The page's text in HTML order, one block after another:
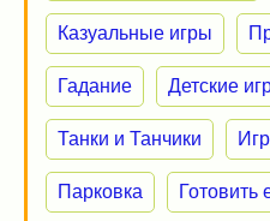
Казуальные игры
Гадание Детские
Танки и Танчики
Парковка Готовить